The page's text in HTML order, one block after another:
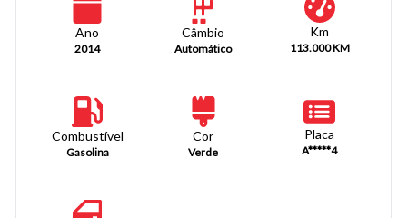
Ano
2014
Câmbio
Automático
Km
113.000 KM
Combustível
Gasolina
Cor
Verde
Placa
A*****4